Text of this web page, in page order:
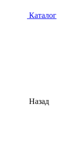
Каталог
Назад